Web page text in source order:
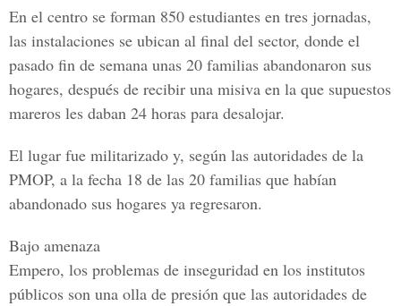
En el centro se forman 850 estudiantes en tres jornadas,
las instalaciones se ubican al final del sector, donde el
pasado fin de semana unas 20 familias abandonaron sus
hogares, después de recibir una misiva en la que supuestos
mareros les daban 24 horas para desalojar.
El lugar fue militarizado y, según las autoridades de la
PMOP, a la fecha 18 de las 20 familias que habían
abandonado sus hogares ya regresaron.
Bajo amenaza
Empero, los problemas de inseguridad en los institutos
públicos son una olla de presión que las autoridades de